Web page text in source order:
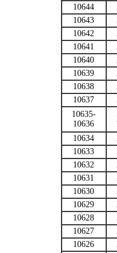
10644
10643
10642
10641
10640
10639
10638
10637
10635-
10636
10634
10633
10632
10631
10630
10629
10628
10627
10626